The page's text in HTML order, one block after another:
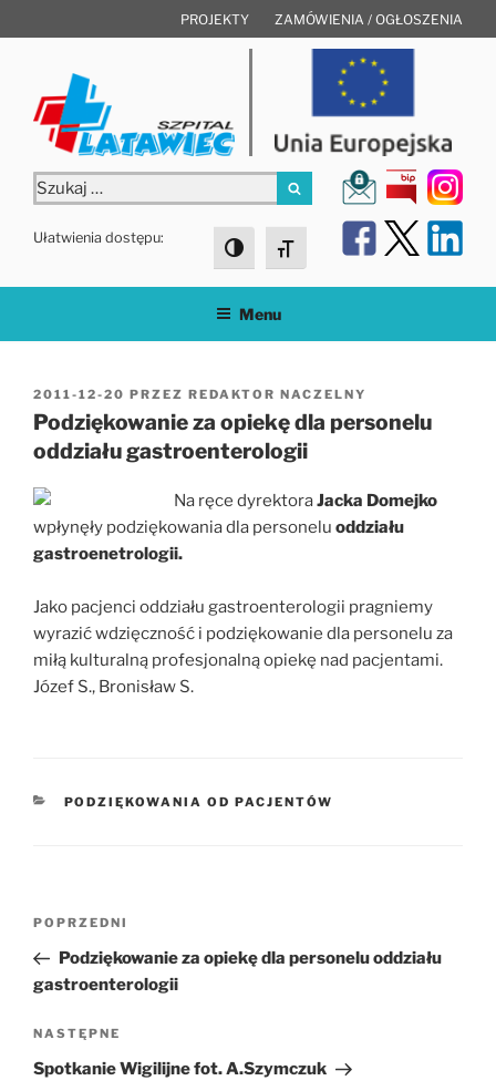
do
PROJEKTY ZAMÓWIENIA / OGŁOSZENIA
Szukaj:
Szukaj
Ułatwienia dostępu:
Toggle High Contrast
Toggle Font size
Menu
OPUBLIKOWANE
W
2011-12-20 PRZEZ REDAKTOR NACZELNY
Podziękowanie za opiekę dla personelu
oddziału gastroenterologii
Na ręce dyrektoraJacka Domejko
wpłynęły podziękowania dla personelu oddziału
gastroenetrologii.
Jako pacjenci oddziału gastroenterologii pragniemy
wyrazić wdzięczność i podziękowanie dla personelu za
miłą kulturalną profesjonalną opiekę nad pacjentami.
Józef S., Bronisław S.
KATEGORIE
PODZIĘKOWANIA OD PACJENTÓW
wpisu
Poprzedni
wpis
POPRZEDNI
Podziękowanie za opiekę dla personelu oddziału
gastroenterologii
Następny
wpis
NASTĘPNE
Spotkanie Wigilijne fot. A.Szymczuk